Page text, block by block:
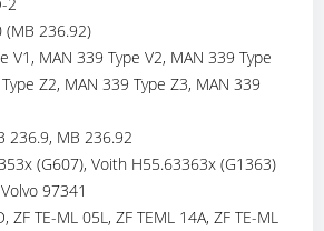
2
(MB 236.92)
V1, MAN 339 Type V2, MAN 339 Type
Z2, MAN 339 Type Z3, MAN 339
236.9, MB 236.92
(G607), Voith H55.63363x (G1363)
97341
ZF TE-ML 05L, ZF TEML 14A, ZF TE-ML